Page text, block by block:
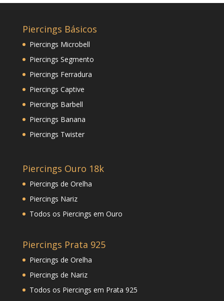
Piercings Básicos
Piercings Microbell
Piercings Segmento
Piercings Ferradura
Piercings Captive
Piercings Barbell
Piercings Banana
Piercings Twister
Piercings Ouro 18k
Piercings de Orelha
Piercings Nariz
Todos os Piercings em Ouro
Piercings Prata 925
Piercings de Orelha
Piercings de Nariz
Todos os Piercings em Prata 925